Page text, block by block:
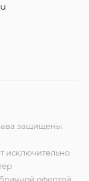
защищены.
исключительно